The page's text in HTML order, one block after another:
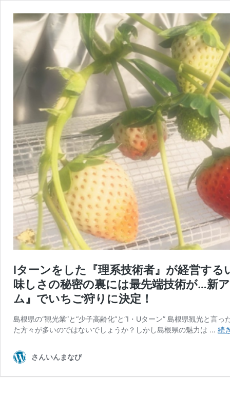
Iターンをした『理系技術者』が経営す
味しさの秘密の裏には最先端技術が…新
ム』でいちご狩りに決定！
島根県の“観光業”と“少子高齢化”と“I・Uターン” 島根県観光と言
た方々が多いのではないでしょうか？しかし島根県の魅力は … 続
さんいんまなび